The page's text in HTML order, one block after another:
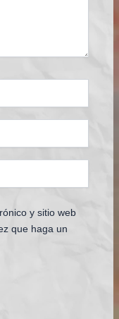
y sitio web
que haga un